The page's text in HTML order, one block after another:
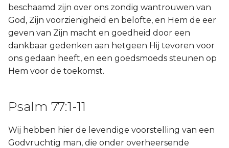
beschaamd zijn over ons zondig wantrouwen van
God, Zijn voorzienigheid en belofte, en Hem de eer
geven van Zijn macht en goedheid door een
dankbaar gedenken aan hetgeen Hij tevoren voor
ons gedaan heeft, en een goedsmoeds steunen op
Hem voor de toekomst.
Psalm 77:1-11
Wij hebben hier de levendige voorstelling van een
Godvruchtig man, die onder overheersende